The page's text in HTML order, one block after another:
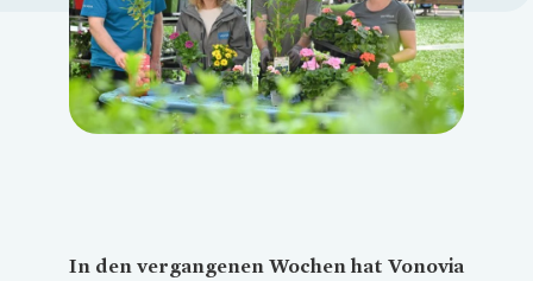
Loading...
In den vergangenen Wochen hat Vonovia